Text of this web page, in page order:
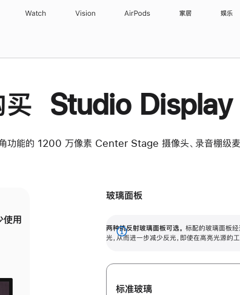
Watch Vision AirPods 家居 娱乐
买 Studio Display
功能的 1200 万像素 Center Stage 摄像头、录音棚级麦
使用
有高亮光源的场所使用，也能保持出色画质。
玻璃面板
两种抗反射玻璃面板可选。 标配的玻璃面板经
光，从而进一步减少反光，即使在高亮光源的
展
标准玻璃